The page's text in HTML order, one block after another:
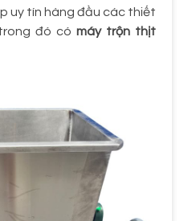
uy tín hàng đầu các thiết
đó có máy trộn thịt